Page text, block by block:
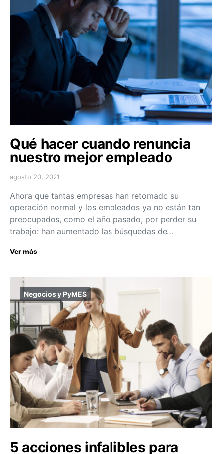
Qué hacer cuando renuncia
nuestro mejor empleado
agosto 20, 2021
Ahora que tantas empresas han retomado su
operación normal y los empleados ya no están tan
preocupados, como el año pasado, por perder su
trabajo: han aumentado las búsquedas de…
Ver más
Negocios y PyMES
5 acciones infalibles para